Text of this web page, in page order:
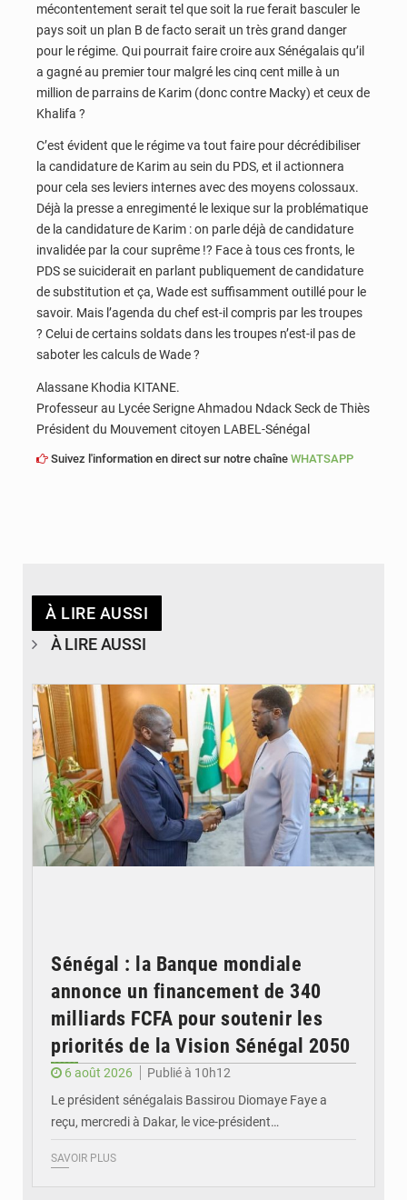
mécontentement serait tel que soit la rue ferait basculer le
pays soit un plan B de facto serait un très grand danger
pour le régime. Qui pourrait faire croire aux Sénégalais qu’il
a gagné au premier tour malgré les cinq cent mille à un
million de parrains de Karim (donc contre Macky) et ceux de
Khalifa ?
C’est évident que le régime va tout faire pour décrédibiliser
la candidature de Karim au sein du PDS, et il actionnera
pour cela ses leviers internes avec des moyens colossaux.
Déjà la presse a enregimenté le lexique sur la problématique
de la candidature de Karim : on parle déjà de candidature
invalidée par la cour suprême !? Face à tous ces fronts, le
PDS se suiciderait en parlant publiquement de candidature
de substitution et ça, Wade est suffisamment outillé pour le
savoir. Mais l’agenda du chef est-il compris par les troupes
? Celui de certains soldats dans les troupes n’est-il pas de
saboter les calculs de Wade ?
Alassane Khodia KITANE.
Professeur au Lycée Serigne Ahmadou Ndack Seck de Thiès
Président du Mouvement citoyen LABEL-Sénégal
Suivez l'information en direct sur notre chaîne WHATSAPP
À LIRE AUSSI
À LIRE AUSSI
Sénégal : la Banque mondiale
annonce un financement de 340
milliards FCFA pour soutenir les
priorités de la Vision Sénégal 2050
6 août 2026
Publié à 10h12
Le président sénégalais Bassirou Diomaye Faye a
reçu, mercredi à Dakar, le vice-président…
SAVOIR PLUS